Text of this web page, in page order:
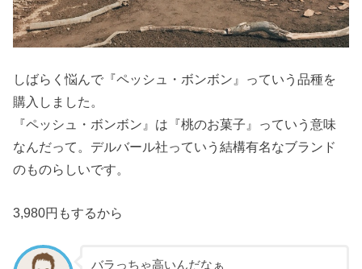
しばらく悩んで『ペッシュ・ボンボン』っていう品種を
購入しました。
『ペッシュ・ボンボン』は『桃のお菓子』っていう意味
なんだって。デルバール社っていう結構有名なブランド
のものらしいです。
3,980円もするから
バラっちゃ高いんだなぁ